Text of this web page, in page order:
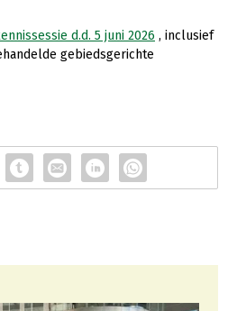
d.d. 5 juni 2026 , inclusief
gebiedsgerichte